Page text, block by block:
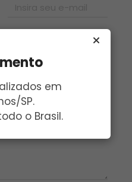
em
SP.
o Brasil.